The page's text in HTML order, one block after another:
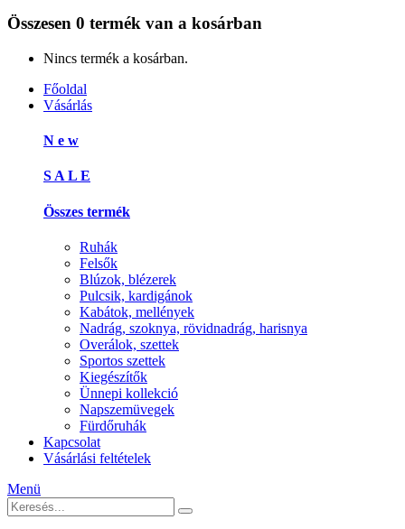
Összesen 0 termék van a kosárban
Nincs termék a kosárban.
Főoldal
Vásárlás
N e w
S A L E
Összes termék
Ruhák
Felsők
Blúzok, blézerek
Pulcsik, kardigánok
Kabátok, mellények
Nadrág, szoknya, rövidnadrág, harisnya
Overálok, szettek
Sportos szettek
Kiegészítők
Ünnepi kollekció
Napszemüvegek
Fürdőruhák
Kapcsolat
Vásárlási feltételek
Menü